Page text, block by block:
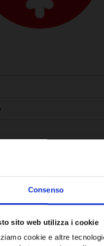
Consenso
sito web utilizza i cookie
cookie e altre